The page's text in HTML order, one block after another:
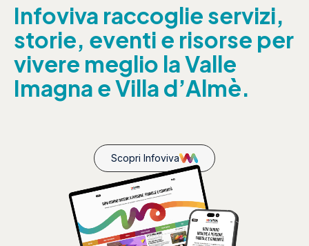
Infoviva raccoglie servizi,
storie, eventi e risorse per
vivere meglio la Valle
Imagna e Villa d’Almè.
Scopri Infoviva